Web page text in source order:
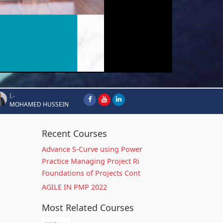
I.-
MOHAMED HUSSEIN
Recent Courses
Advance S-Curve using Power
Practice Managing Project Ri
Foundations of Projects Cont
AGILE IN PMP 2022
Most Related Courses